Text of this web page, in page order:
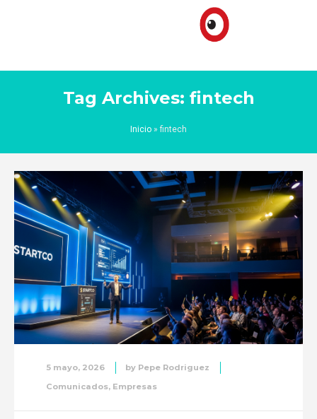
Tag Archives: fintech
Inicio »fintech
5 mayo, 2026 by Pepe Rodriguez
Comunicados, Empresas